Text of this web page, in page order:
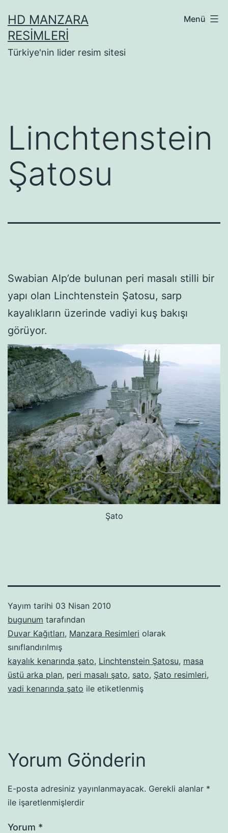
geçHD MANZARA
RESIMLERI
Türkiye'nin lider resim sitesi
Menü
Linchtenstein
Şatosu
Swabian Alp’de bulunan peri masalı stilli bir
yapı olan Linchtenstein Şatosu, sarp
kayalıkların üzerinde vadiyi kuş bakışı
görüyor.
Şato
Yayım tarihi 03 Nisan 2010
bugunum tarafından
Duvar Kağıtları, Manzara Resimleri olarak
sınıflandırılmış
kayalık kenarında şato, Linchtenstein Şatosu, masa
üstü arka plan, peri masalı şato, sato, Şato resimleri,
vadi kenarında şato ile etiketlenmiş
Yorum Gönderin
E-posta adresiniz yayınlanmayacak. Gerekli alanlar *
ile işaretlenmişlerdir
Yorum *